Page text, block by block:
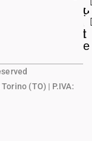
g
l
e
u
t
(TO) | P.IVA: